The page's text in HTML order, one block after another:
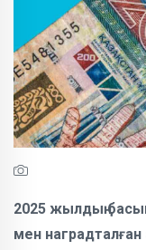
2025 жылдың
мен наградталған